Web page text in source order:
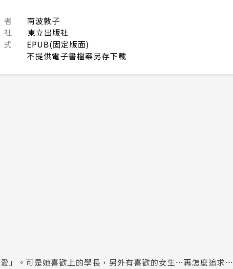
南波敦子
社
東立出版社
EPUB(固定版面)
不提供電子書檔案另存下載
」。可是她喜歡上的學長，另外有喜歡的女生…再怎麼追求